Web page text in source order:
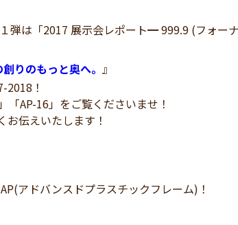
は「2017 展示会レポート━ 999.9 (フォー
りのもっと奥へ。 』
！
「AP-16」をご覧くださいませ！
伝えいたします！
アドバンスドプラスチックフレーム)！